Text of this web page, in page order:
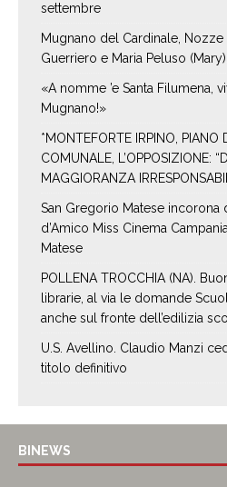
settembre
Mugnano del Cardinale, Nozze
Guerriero e Maria Peluso
«A nomme ’e Santa Filumena,
Mugnano!»
*MONTEFORTE IRPINO, PIANO
COMUNALE, L’OPPOSIZIONE:
MAGGIORANZA
San Gregorio Matese incorona
d’Amico Miss Cinema
Matese
POLLENA TROCCHIA (NA).
librarie, al via le domande
anche sul fronte dell’edilizia
U.S. Avellino. Claudio Manzi
titolo definitivo
BINEWS